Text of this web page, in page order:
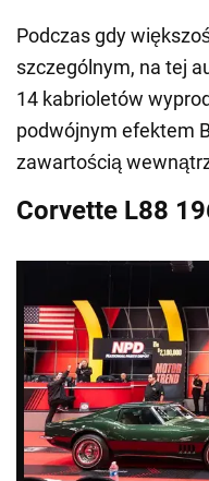
Podczas gdy
szczególnym, na tej
14 kabrioletów
podwójnym efektem
zawartością
Corvette L88